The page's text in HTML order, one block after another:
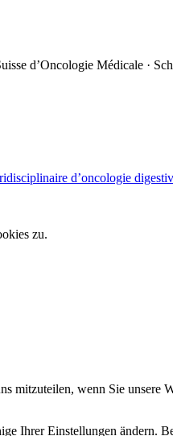
d’Oncologie Médicale ·
d’oncologie
zu.
wenn Sie unsere
Ihrer Einstellungen ändern.